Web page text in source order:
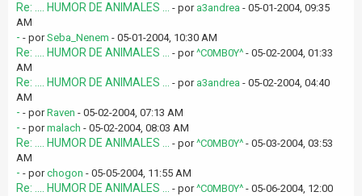
Re: .... HUMOR DE ANIMALES ... - por a3andrea - 05-01-2004, 09:35
AM
- - porSeba_Nenem - 05-01-2004, 10:30 AM
Re: .... HUMOR DE ANIMALES ... - por^C0MB0Y^ - 05-02-2004, 01:33
AM
Re: .... HUMOR DE ANIMALES ... - por a3andrea - 05-02-2004, 04:40
AM
- - porRaven - 05-02-2004, 07:13 AM
- - pormalach - 05-02-2004, 08:03 AM
Re: .... HUMOR DE ANIMALES ... - por^C0MB0Y^ - 05-03-2004, 03:53
AM
- - porchogon - 05-05-2004, 11:55 AM
Re: .... HUMOR DE ANIMALES ... - por^C0MB0Y^ - 05-06-2004, 12:00